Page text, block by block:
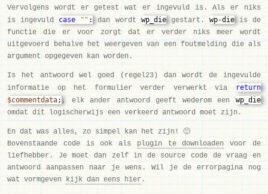
Vervolgens wordt er getest wat er ingevuld is. Als er niks
is ingevuld case "" : dan wordt wp_diegestart. wp-dieis de
functie die er voor zorgt dat er verder niks meer wordt
uitgevoerd behalve het weergeven van een foutmelding die als
argument opgegeven kan worden.
Is het antwoord wel goed (regel23) dan wordt de ingevulde
informatie op het formulier verder verwerkt via
return
$commentdata; , elk ander antwoord geeft wederom een wp_die
omdat dit logischerwijs een verkeerd antwoord moet zijn.
En dat was alles, zo simpel kan het zijn! 🙂
Bovenstaande code is ook als plugin te downloaden voor de
liefhebber. Je moet dan zelf in de source code de vraag en
antwoord aanpassen naar je wens. Wil je de errorpagina nog
wat vormgeven kijk dan eens hier .